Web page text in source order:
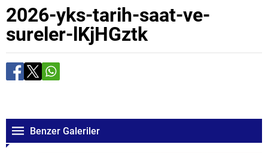
2026-yks-tarih-saat-ve-
sureler-lKjHGztk
Benzer Galeriler